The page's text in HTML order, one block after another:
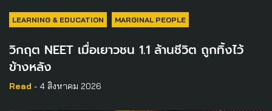
LEARNING & EDUCATION MARGINAL PEOPLE
วิกฤต NEET เมื่อเยาวชน 1.1 ล้านชีวิต ถูกทิ้งไว้
ข้างหลัง
Read - 4 สิงหาคม 2026